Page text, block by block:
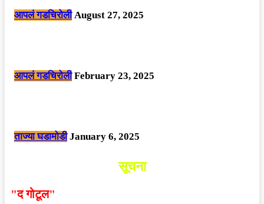
आपलं गडचिरोली August 27, 2025
आपलं गडचिरोली February 23, 2025
ताज्या घडामोडी January 6, 2025
सूचना
"द गोटूल"